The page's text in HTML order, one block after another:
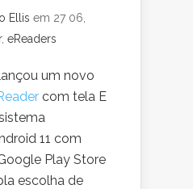
Ellis em 27 06,
, eReaders
um novo
com tela E
11 com
Play Store
escolha de